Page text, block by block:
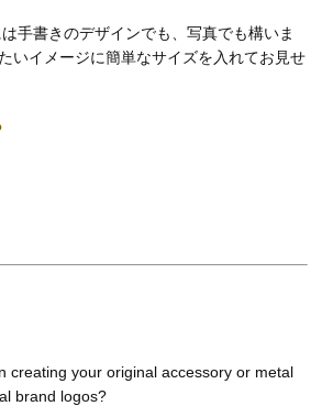
手書きのデザインでも、写真でも構いま
いイメージに簡単なサイズを入れてお見せ
creating your original accessory or metal
brand logos?